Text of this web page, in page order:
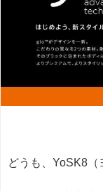
どうも、YoSK8（